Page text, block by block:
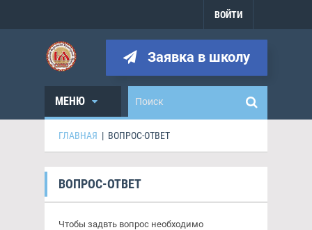
ВОЙТИ
Заявка в школу
МЕНЮ
ГЛАВНАЯ | ВОПРОС-ОТВЕТ
ВОПРОС-ОТВЕТ
Чтобы задвть вопрос необходимо